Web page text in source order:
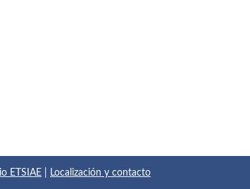
ETSIAE Localización y contacto